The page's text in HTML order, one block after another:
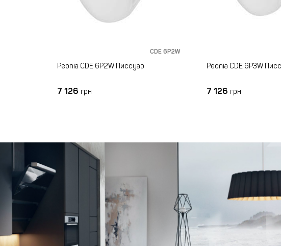
CDE 6P2W
Peonia CDE 6P2W Писсуар
7 126 грн
Peonia CDE 6P3W
7 126 грн